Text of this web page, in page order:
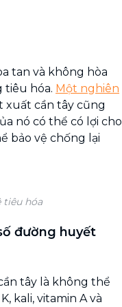
tan và không hòa
tiêu hóa. Một nghiên
xuất cần tây cũng
nó có thể có lợi cho
bảo vệ chống lại
tiêu hóa
đường huyết
tây là không thể
kali, vitamin A và